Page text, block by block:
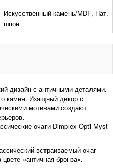
Искусственный камень/MDF, Нат.
шпон
дизайн с античными деталями.
камня. Изящный декор с
мотивами создают
очаги Dimplex Opti-Myst
встраиваемый очаг
«античная бронза».